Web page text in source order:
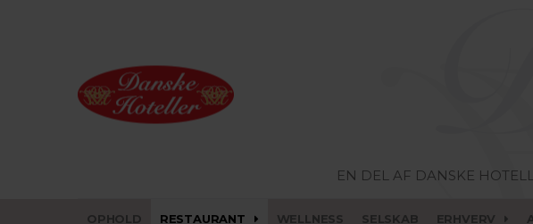
EN DEL AF DANSKE
OPHOLD RESTAURANT WELLNESS SELSKAB ERHVERV